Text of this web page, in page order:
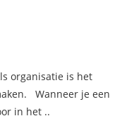
organisatie is het
Wanneer je een
in het ..